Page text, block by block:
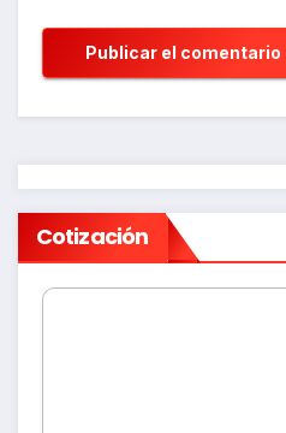
Cotización